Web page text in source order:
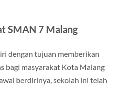
SMAN 7 Malang
dengan tujuan memberikan
bagi masyarakat Kota Malang
berdirinya, sekolah ini telah